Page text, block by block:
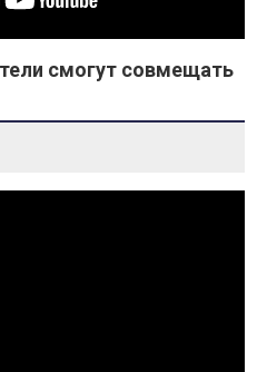
смогут совмещать